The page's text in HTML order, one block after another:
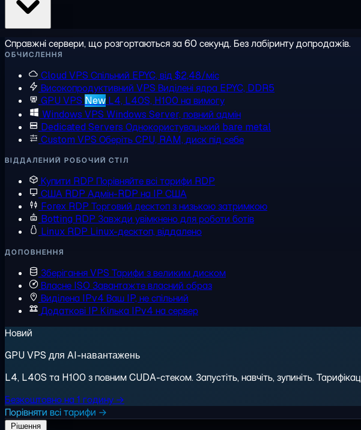
Справжні сервери, що розгортаються за 60 секунд. Без лабіринту допродажів.
ОБЧИСЛЕННЯ
Cloud VPS Спільний EPYC, від $2,48/міс
Високопродуктивний VPS Виділені ядра EPYC, DDR5
GPU VPS New L4, L40S, H100 на вимогу
Windows VPS Windows Server, повний адмін
Dedicated Servers Однокористувацький bare metal
Custom VPS Оберіть CPU, RAM, диск під себе
ВІДДАЛЕНИЙ РОБОЧИЙ СТІЛ
Купити RDP Порівняйте всі тарифи RDP
США RDP Адмін-RDP на IP США
Forex RDP Торговий десктоп з низькою затримкою
Botting RDP Завжди увімкнено для роботи ботів
Linux RDP Linux-десктоп, віддалено
ДОПОВНЕННЯ
Зберігання VPS Тарифи з великим диском
Власне ISO Завантажте власний образ
Виділена IPv4 Ваш IP, не спільний
Додаткові IP Кілька IPv4 на сервер
Новий
GPU VPS для AI-навантажень
L4, L40S та H100 з повним CUDA-стеком. Запустіть, навчіть, зупиніть.
Безкоштовно на 1 годину →
Порівняти всі тарифи →